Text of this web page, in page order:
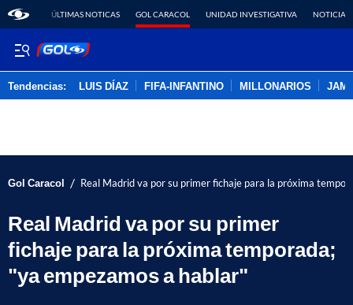
ÚLTIMAS NOTICAS GOL CARACOL UNIDAD INVESTIGATIVA NOTICIAS
Tendencias: LUIS DÍAZ FIFA-INFANTINO MILLONARIOS
Gol Caracol / Real Madrid va por su primer fichaje para la próxima
Real Madrid va por su primer
fichaje para la próxima temporada;
"ya empezamos a hablar"